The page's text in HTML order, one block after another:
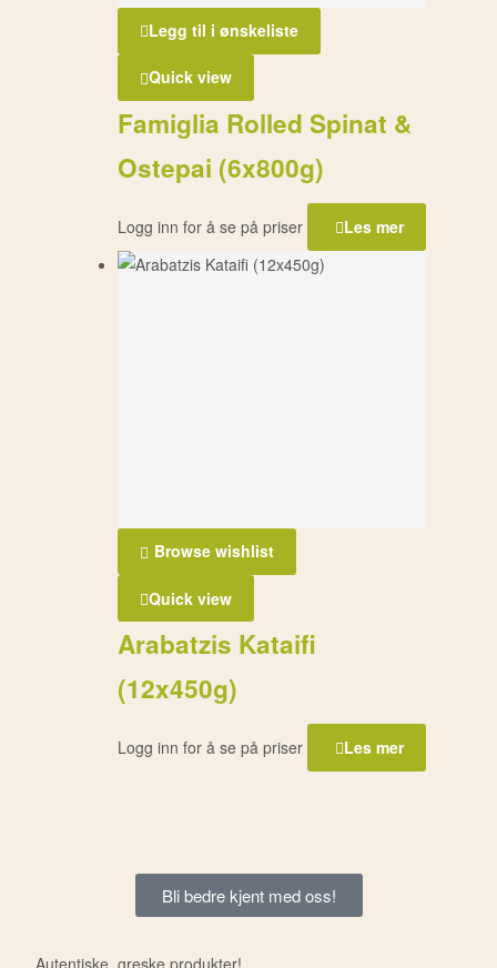
Legg til i ønskeliste
Quick view
Famiglia Rolled Spinat &
Ostepai (6x800g)
Logg inn for å se på priser Les mer
Browse wishlist
Quick view
Arabatzis Kataifi
(12x450g)
Logg inn for å se på priser Les mer
Bli bedre kjent med oss!